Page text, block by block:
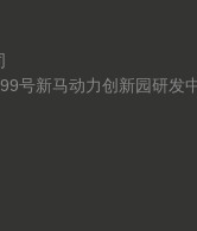
号新马动力创新园研发